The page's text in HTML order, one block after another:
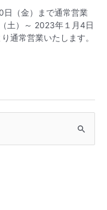
日（金）まで通常営業
土）～ 2023年１月4日
通常営業いたします。